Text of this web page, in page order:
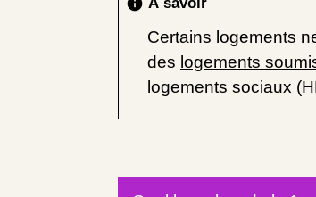
info
Certains logements
des logements
logements sociaux